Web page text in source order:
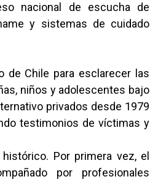
nacional de escucha de
y sistemas de cuidado
de Chile para esclarecer las
niños y adolescentes bajo
privados desde 1979
testimonios de víctimas y
Por primera vez, el
por profesionales